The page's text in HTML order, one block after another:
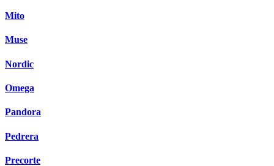
Mito
Muse
Nordic
Omega
Pandora
Pedrera
Precorte